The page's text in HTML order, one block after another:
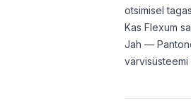
otsimisel
Kas Flexum
Jah —